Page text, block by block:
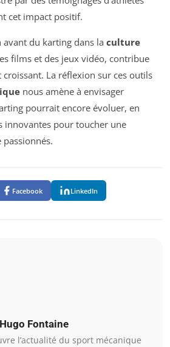
cet impact positif.
avant du karting dans la culture
films et des jeux vidéo, contribue
La réflexion sur ces outils
nous amène à envisager
pourrait encore évoluer, en
innovantes pour toucher une
Facebook LinkedIn
Hugo Fontaine
l’actualité du sport mécanique